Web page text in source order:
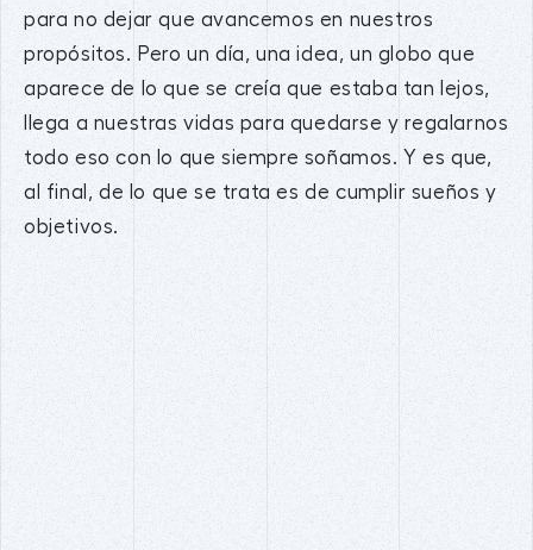
para no dejar que avancemos en nuestros
propósitos. Pero un día, una idea, un globo que
aparece de lo que se creía que estaba tan lejos,
llega a nuestras vidas para quedarse y regalarnos
todo eso con lo que siempre soñamos. Y es que,
al final, de lo que se trata es de cumplir sueños y
objetivos.